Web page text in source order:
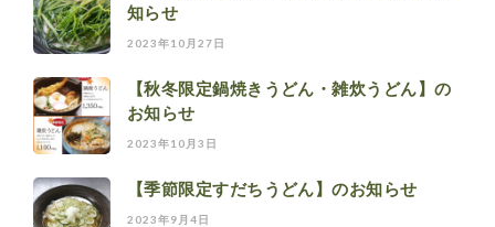
知らせ
2023年10月27日
【秋冬限定鍋焼きうどん・雑炊うどん】の
お知らせ
2023年10月3日
【季節限定すだちうどん】のお知らせ
2023年9月4日